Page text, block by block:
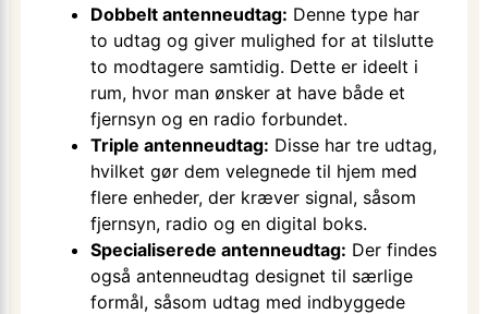
Dobbelt antenneudtag: Denne type har
to udtag og giver mulighed for at tilslutte
to modtagere samtidig. Dette er ideelt i
rum, hvor man ønsker at have både et
fjernsyn og en radio forbundet.
Triple antenneudtag: Disse har tre udtag,
hvilket gør dem velegnede til hjem med
flere enheder, der kræver signal, såsom
fjernsyn, radio og en digital boks.
Specialiserede antenneudtag: Der findes
også antenneudtag designet til særlige
formål, såsom udtag med indbyggede